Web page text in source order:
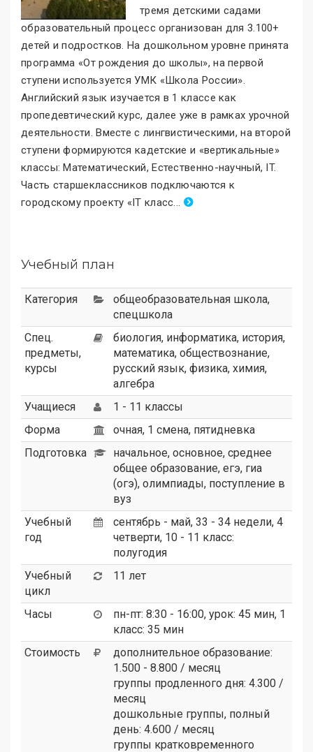
тремя детскими садами
образовательный процесс организован для 3.100+
детей и подростков. На дошкольном уровне принята
программа «От рождения до школы», на первой
ступени используется УМК «Школа России».
Английский язык изучается в 1 классе как
пропедевтический курс, далее уже в рамках урочной
деятельности. Вместе с лингвистическими, на второй
ступени формируются кадетские и «вертикальные»
классы: Математический, Естественно-научный, IT.
Часть старшеклассников подключаются к
городскому проекту «IT класс...
Учебный план
Категория общеобразовательная школа,
спецшкола
Спец.
предметы,
курсы
биология, информатика, история,
математика, обществознание,
русский язык, физика, химия,
алгебра
Учащиеся
1 - 11 классы
Форма
очная, 1 смена, пятидневка
Подготовка
начальное, основное, среднее
общее образование, егэ, гиа
(огэ), олимпиады, поступление в
вуз
Учебный
год
сентябрь - май, 33 - 34 недели, 4
четверти, 10 - 11 класс:
полугодия
Учебный
цикл
11 лет
Часы
пн-пт: 8:30 - 16:00, урок: 45 мин, 1
класс: 35 мин
Стоимость
дополнительное образование:
1.500 - 8.800 / месяц
группы продленного дня: 4.300 /
месяц
дошкольные группы, полный
день: 4.600 / месяц
группы кратковременного